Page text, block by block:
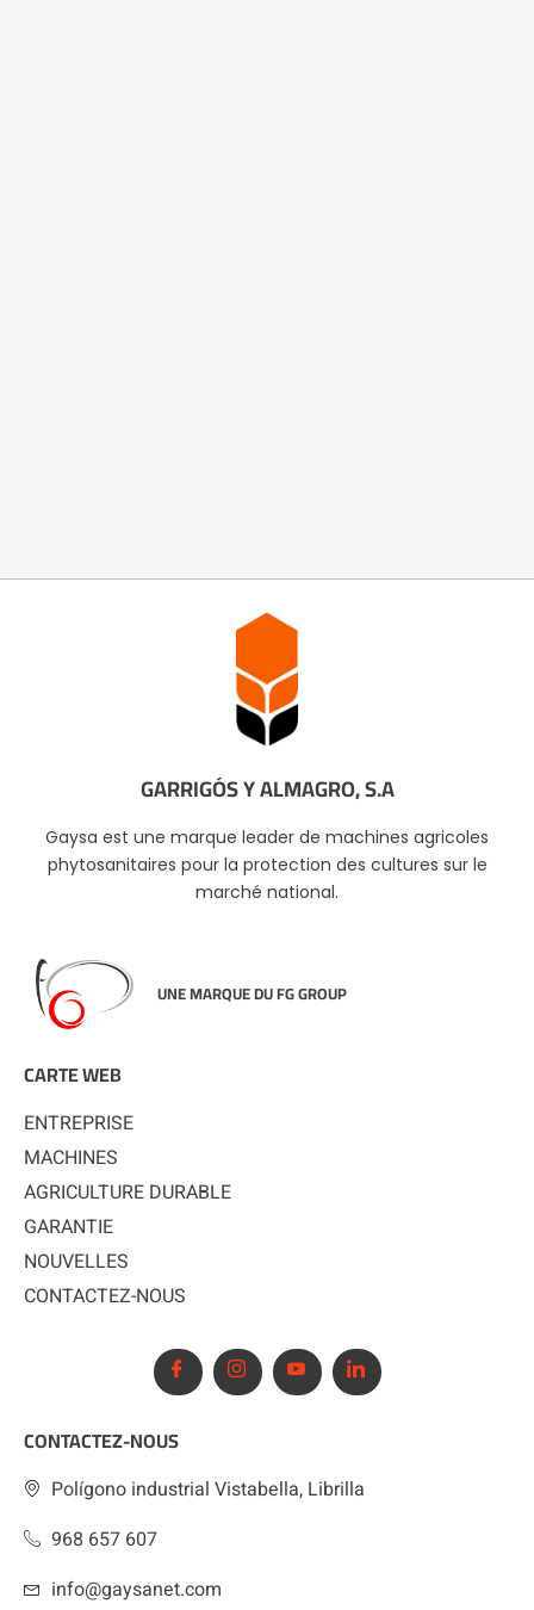
GARRIGÓS Y ALMAGRO, S.A
Gaysa est une marque leader de machines agricoles
phytosanitaires pour la protection des cultures sur le
marché national.
UNE MARQUE DU FG GROUP
CARTE WEB
ENTREPRISE
MACHINES
AGRICULTURE DURABLE
GARANTIE
NOUVELLES
CONTACTEZ-NOUS
CONTACTEZ-NOUS
Polígono industrial Vistabella, Librilla
968 657 607
info@gaysanet.com